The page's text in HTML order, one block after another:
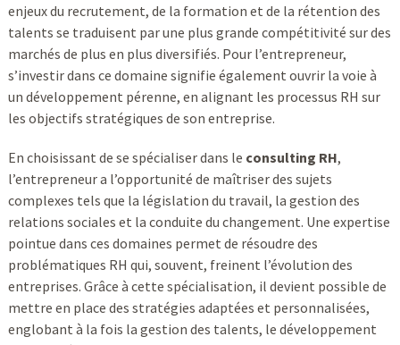
enjeux du recrutement, de la formation et de la rétention des
talents se traduisent par une plus grande compétitivité sur des
marchés de plus en plus diversifiés. Pour l’entrepreneur,
s’investir dans ce domaine signifie également ouvrir la voie à
un développement pérenne, en alignant les processus RH sur
les objectifs stratégiques de son entreprise.
En choisissant de se spécialiser dans le consulting RH,
l’entrepreneur a l’opportunité de maîtriser des sujets
complexes tels que la législation du travail, la gestion des
relations sociales et la conduite du changement. Une expertise
pointue dans ces domaines permet de résoudre des
problématiques RH qui, souvent, freinent l’évolution des
entreprises. Grâce à cette spécialisation, il devient possible de
mettre en place des stratégies adaptées et personnalisées,
englobant à la fois la gestion des talents, le développement